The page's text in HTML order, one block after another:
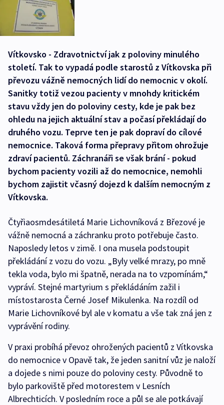
Vítkovsko - Zdravotnictví jak z poloviny minulého
století. Tak to vypadá podle starostů z Vítkovska při
převozu vážně nemocných lidí do nemocnic v okolí.
Sanitky totiž vezou pacienty v mnohdy kritickém
stavu vždy jen do poloviny cesty, kde je pak bez
ohledu na jejich aktuální stav a počasí překládají do
druhého vozu. Teprve ten je pak dopraví do cílové
nemocnice. Taková forma přepravy přitom ohrožuje
zdraví pacientů. Záchranáři se však brání - pokud
bychom pacienty vozili až do nemocnice, nemohli
bychom zajistit včasný dojezd k dalším nemocným z
Vítkovska.
Čtyřiaosmdesátiletá Marie Lichovníková z Březové je
vážně nemocná a záchranku proto potřebuje často.
Naposledy letos v zimě. I ona musela podstoupit
překládání z vozu do vozu. „Byly velké mrazy, po mně
tekla voda, bylo mi špatně, nerada na to vzpomínám,“
vypráví. Stejné martyrium s překládáním zažil i
místostarosta Černé Josef Mikulenka. Na rozdíl od
Marie Lichovníkové byl ale v komatu a vše tak zná jen z
vyprávění rodiny.
V praxi probíhá převoz ohrožených pacientů z Vítkovska
do nemocnice v Opavě tak, že jeden sanitní vůz je naloží
a dojede s nimi pouze do poloviny cesty. Původně to
bylo parkoviště před motorestem v Lesních
Albrechticích. V posledním roce a půl se ale potkávají